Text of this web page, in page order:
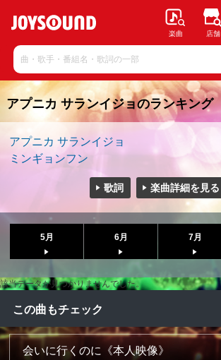
楽曲 店舗
アプニカ サランイジョのランキング
アプニカ サランイジョ
ミンギョンフン
歌詞 楽曲詳細を見る
5月 6月 7月
該当データが見つかりませんでした。
この曲もチェック
会いに行くのに《本人映像》